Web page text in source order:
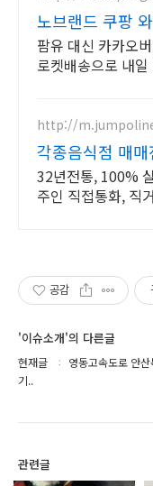
노브랜드 쿠팡
반품
팜유 대신 카카오
로켓배송으로 내
http://
각종음식점 매
빠른 직거래 &
32년전통, 100%
주인 직접통화, 직
공감
'이슈소개'의 다른글
현재글
영동고속도로 안
기..
관련글